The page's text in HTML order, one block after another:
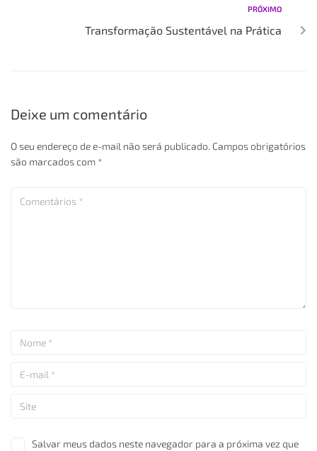
PRÓXIMO
Transformação Sustentável na Prática
Deixe um comentário
O seu endereço de e-mail não será publicado. Campos obrigatórios
são marcados com *
Salvar meus dados neste navegador para a próxima vez que